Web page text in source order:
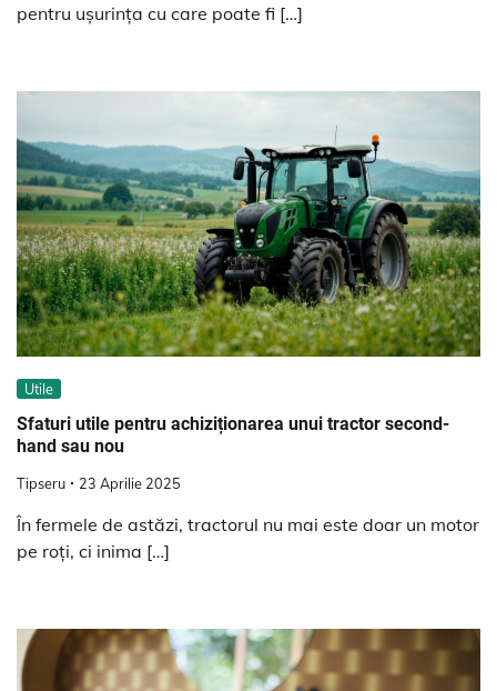
pentru ușurința cu care poate fi […]
Utile
Sfaturi utile pentru achiziționarea unui tractor second-
hand sau nou
Tipseru 23 Aprilie 2025
În fermele de astăzi, tractorul nu mai este doar un motor
pe roți, ci inima […]